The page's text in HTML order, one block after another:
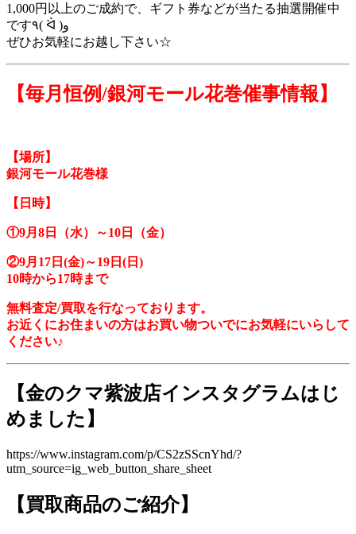
1,000円以上のご成約で、ギフト券などが当たる抽選開催中
です٩( ᐛ )و
ぜひお気軽にお越し下さい☆
【毎月恒例/銀河モール花巻催事情報】
【場所】
銀河モール花巻様
【日時】
①9月8日（水）～10日（金）
②9月17日(金)～19日(日)
10時から17時まで
無料査定/買取を行なっております。
お近くにお住まいの方はお買い物ついでにお気軽にいらして
ください♪
【金のクマ紫波店インスタグラムはじ
めました】
https://www.instagram.com/p/CS2zSScnYhd/?
utm_source=ig_web_button_share_sheet
【買取商品のご紹介】